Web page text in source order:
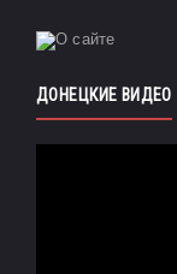
ДОНЕЦКИЕ ВИДЕО